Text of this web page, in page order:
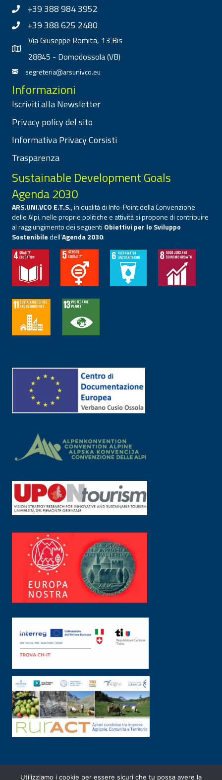
+39 388 984 3952
+39 388 625 2480
Via Giuseppe Romita, 13 Bis
28845 - Domodossola (VB)
segreteria@arsunivco.eu
Informazioni
Iscriviti alla Newsletter
Privacy policy del sito
Informativa Privacy Corsisti
Trasparenza
Sustainable Development Goals
Agenda 2030
ARS.UNI.VCO E.T.S., in qualità di Info-Point della Convenzione
delle Alpi, nelle proprie politiche e attività si propone di contribuire
al raggiungimento dei seguenti Obiettivi per lo Sviluppo
Sostenibiledell’Agenda 2030:
Utilizziamo i cookie per essere sicuri che tu possa avere la